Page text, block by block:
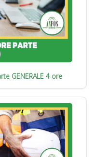
GENERALE 4 ore